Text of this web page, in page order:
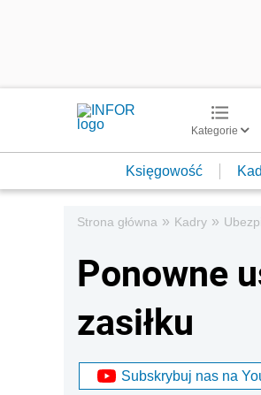
Kategorie
Księgowość
Strona główna » Kadry »
Ponowne
zasiłku
Subskrybuj nas na